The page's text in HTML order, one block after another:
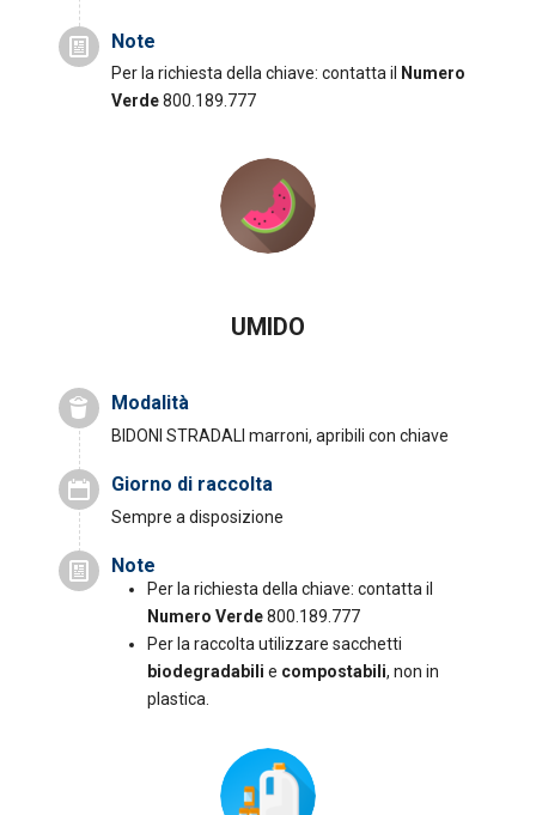
Note
Per la richiesta della chiave: contatta il
Numero
Verde800.189.777
UMIDO
Modalità
BIDONI STRADALI marroni, apribili con chiave
Giorno di raccolta
Sempre a disposizione
Note
Per la richiesta della chiave: contatta il
Numero Verde800.189.777
Per la raccolta utilizzare sacchetti
biodegradabili e compostabili, non in
plastica.